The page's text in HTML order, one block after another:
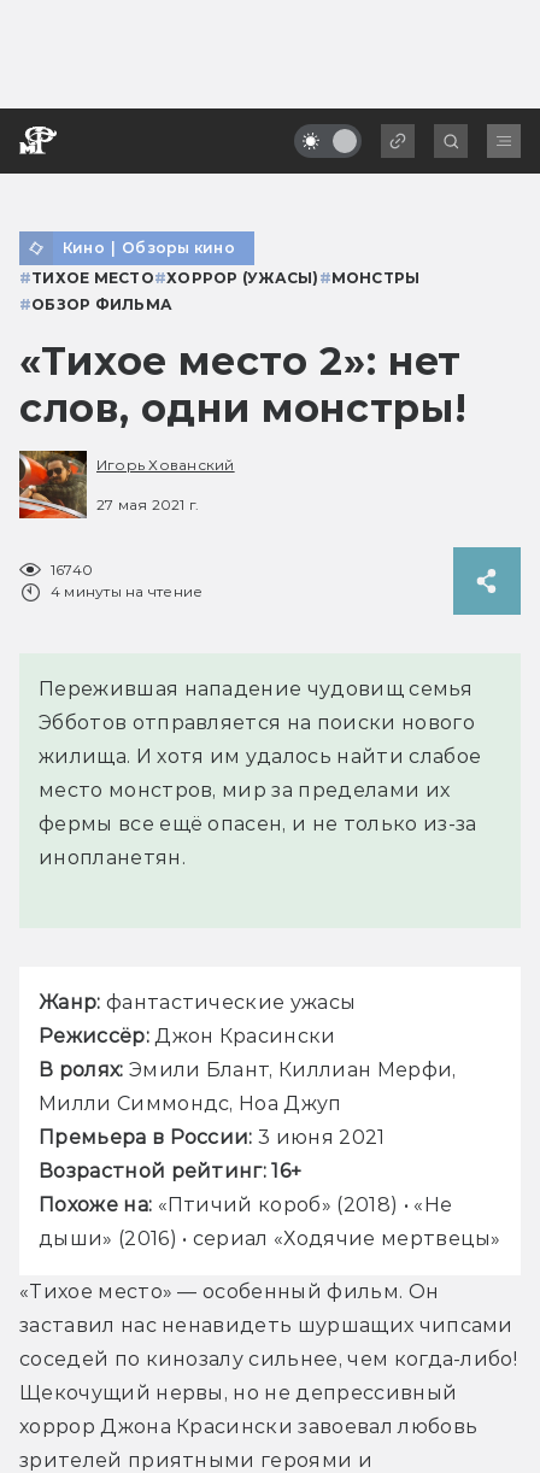
Кино | Обзоры кино
#ТИХОЕ МЕСТО#ХОРРОР (УЖАСЫ) #МОНСТРЫ
#ОБЗОР ФИЛЬМА
«Тихое место 2»: нет
слов, одни монстры!
Игорь Хованский
27 мая 2021 г.
16740
4 минуты на чтение
Пережившая нападение чудовищ семья
Эбботов отправляется на поиски нового
жилища. И хотя им удалось найти слабое
место монстров, мир за пределами их
фермы все ещё опасен, и не только из-за
инопланетян.
Жанр: фантастические ужасы
Режиссёр: Джон Красински
В ролях: Эмили Блант, Киллиан Мерфи,
Милли Симмондс, Ноа Джуп
Премьера в России: 3 июня 2021
Возрастной рейтинг: 16+
Похоже на: «Птичий короб» (2018) • «Не
дыши» (2016) • сериал «Ходячие мертвецы»
«Тихое место» — особенный фильм. Он
заставил нас ненавидеть шуршащих чипсами
соседей по кинозалу сильнее, чем когда-либо!
Щекочущий нервы, но не депрессивный
хоррор Джона Красински завоевал любовь
зрителей приятными героями и